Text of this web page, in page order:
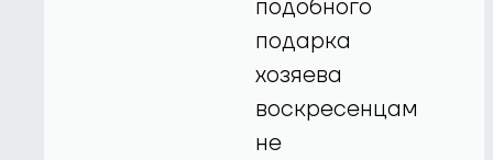
подобного
подарка
хозяева
воскресенцам
не